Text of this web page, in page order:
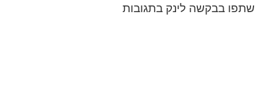
שתפו בבקשה לינק בתגובות